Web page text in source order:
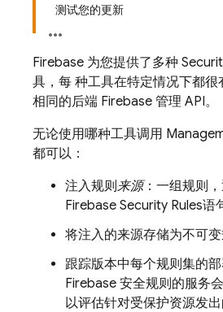
测试您的更新
Firebase 为您提供了多种
具，每 种工具在特定情况下都很
相同的后端 Firebase 管理 API。
无论使用哪种工具调用
都可以：
注入规则来源：一组规则
Firebase Security Rules语
将注入的来源存储为不可变
跟踪版本中每个规则集的
Firebase 安全规则的服务
以评估针对受保护资源发出